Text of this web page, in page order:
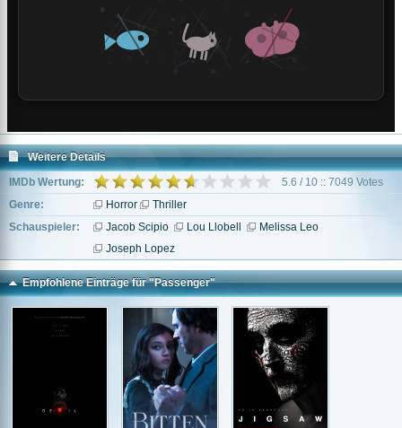
Weitere Details
IMDb Wertung:
5.6 / 10 :: 7049 Votes
Genre:
Horror
Thriller
Schauspieler:
Jacob Scipio Lou Llobell
Melissa Leo
Joseph Lopez
Empfohlene Einträge für "Passenger"